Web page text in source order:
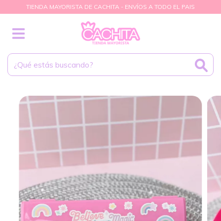
TIENDA MAYORISTA DE CACHITA - ENVÍOS A TODO EL PAIS